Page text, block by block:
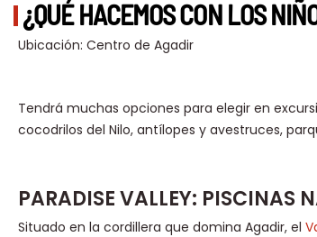
¿QUÉ HACEMOS CON LOS
Ubicación: Centro de Agadir
Tendrá muchas opciones para elegir en
cocodrilos del Nilo, antílopes y avestruces,
PARADISE VALLEY: PISCINAS
Situado en la cordillera que domina Agadir, el